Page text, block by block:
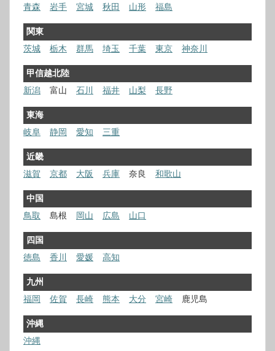
青森
岩手 宮城 秋田 山形 福島
関東
茨城
栃木 群馬 埼玉 千葉 東京 神奈川
甲信越北陸
新潟
富山 石川 福井 山梨 長野
東海
岐阜
静岡 愛知 三重
近畿
滋賀
京都 大阪 兵庫 奈良 和歌山
中国
鳥取
島根 岡山 広島 山口
四国
徳島
香川 愛媛 高知
九州
福岡
佐賀 長崎 熊本 大分 宮崎 鹿児島
沖縄
沖縄